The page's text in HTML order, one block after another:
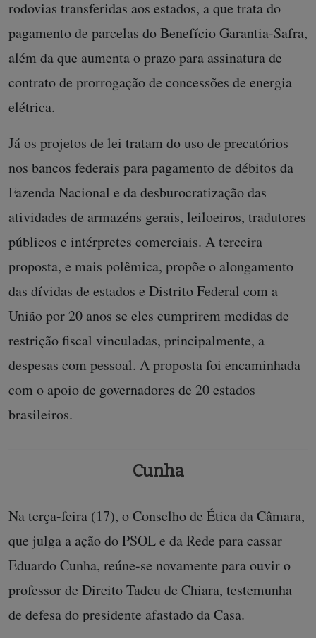
rodovias transferidas aos estados, a que trata do
pagamento de parcelas do Benefício Garantia-Safra,
além da que aumenta o prazo para assinatura de
contrato de prorrogação de concessões de energia
elétrica.
Já os projetos de lei tratam do uso de precatórios
nos bancos federais para pagamento de débitos da
Fazenda Nacional e da desburocratização das
atividades de armazéns gerais, leiloeiros, tradutores
públicos e intérpretes comerciais. A terceira
proposta, e mais polêmica, propõe o alongamento
das dívidas de estados e Distrito Federal com a
União por 20 anos se eles cumprirem medidas de
restrição fiscal vinculadas, principalmente, a
despesas com pessoal. A proposta foi encaminhada
com o apoio de governadores de 20 estados
brasileiros.
Cunha
Na terça-feira (17), o Conselho de Ética da Câmara,
que julga a ação do PSOL e da Rede para cassar
Eduardo Cunha, reúne-se novamente para ouvir o
professor de Direito Tadeu de Chiara, testemunha
de defesa do presidente afastado da Casa.